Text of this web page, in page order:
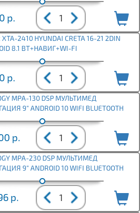
р.
XTA-2410 HYUNDAI CRETA 16-21 2DIN
8.1 BT+НАВИГ+WI-FI
р.
MPA-130 DSP МУЛЬТИМЕД
9" ANDROID 10 WIFI BLUETOOTH
р.
MPA-230 DSP МУЛЬТИМЕД
9" ANDROID 10 WIFI BLUETOOTH
р.